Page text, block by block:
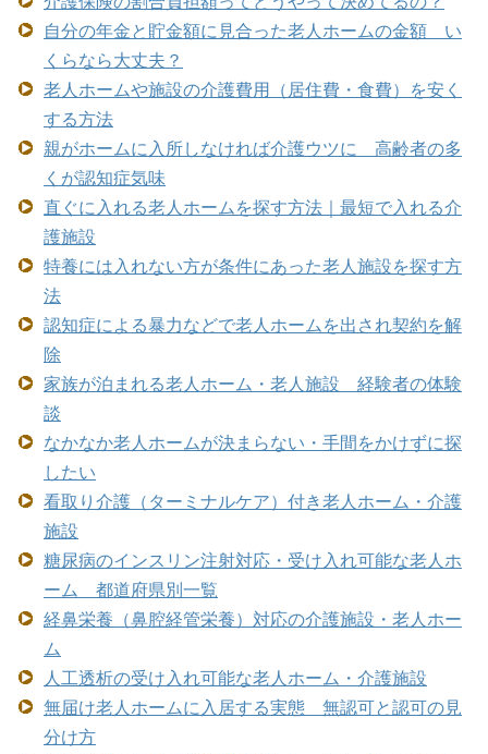
自分の年金と貯金額に見合った老人ホームの金額 い
くらなら大丈夫？
老人ホームや施設の介護費用（居住費・食費）を安く
する方法
親がホームに入所しなければ介護ウツに 高齢者の多
くが認知症気味
直ぐに入れる老人ホームを探す方法｜最短で入れる介
護施設
特養には入れない方が条件にあった老人施設を探す方
法
認知症による暴力などで老人ホームを出され契約を解
除
家族が泊まれる老人ホーム・老人施設 経験者の体験
談
なかなか老人ホームが決まらない・手間をかけずに探
したい
看取り介護（ターミナルケア）付き老人ホーム・介護
施設
糖尿病のインスリン注射対応・受け入れ可能な老人ホ
ーム 都道府県別一覧
経鼻栄養（鼻腔経管栄養）対応の介護施設・老人ホー
ム
人工透析の受け入れ可能な老人ホーム・介護施設
無届け老人ホームに入居する実態 無認可と認可の見
分け方